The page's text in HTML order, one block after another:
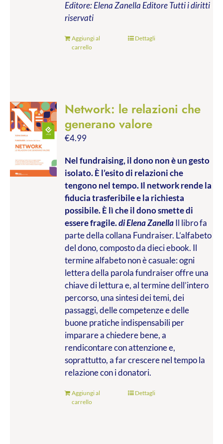
Editore: Elena Zanella EditoreTutti i diritti
riservati
Aggiungi al
carrello
Dettagli
Network: le relazioni che
generano valore
€4.99
Nel fundraising, il dono non è un gesto
isolato. È l’esito di relazioni che
tengono nel tempo. Il network rende la
fiducia trasferibile e la richiesta
possibile. È lì che il dono smette di
essere fragile.di Elena ZanellaIl libro fa
parte della collana Fundraiser. L’alfabeto
del dono, composto da dieci ebook. Il
termine alfabeto non è casuale: ogni
lettera della parola fundraiser offre una
chiave di lettura e, al termine dell’intero
percorso, una sintesi dei temi, dei
passaggi, delle competenze e delle
buone pratiche indispensabili per
imparare a chiedere bene, a
rendicontare con attenzione e,
soprattutto, a far crescere nel tempo la
relazione con i donatori.
Aggiungi al
carrello
Dettagli